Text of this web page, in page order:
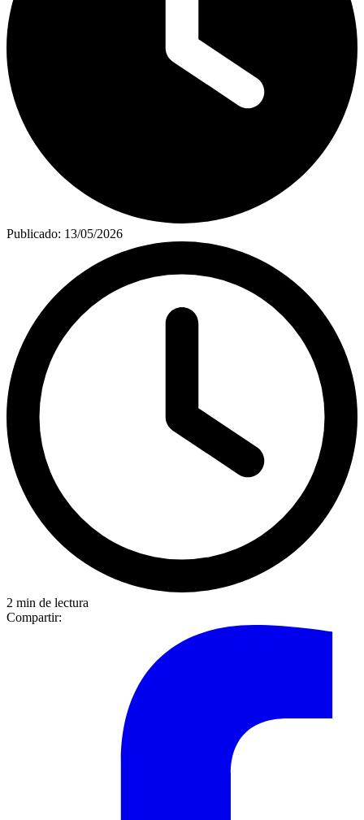
Publicado: 13/05/2026
2 min de lectura
Compartir: